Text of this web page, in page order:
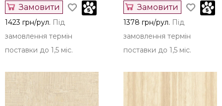
Замовити
1423 грн/рул. Під
замовлення термін
поставки до 1,5 міс.
Замовити
1378 грн/рул. Під
замовлення термін
поставки до 1,5 міс.